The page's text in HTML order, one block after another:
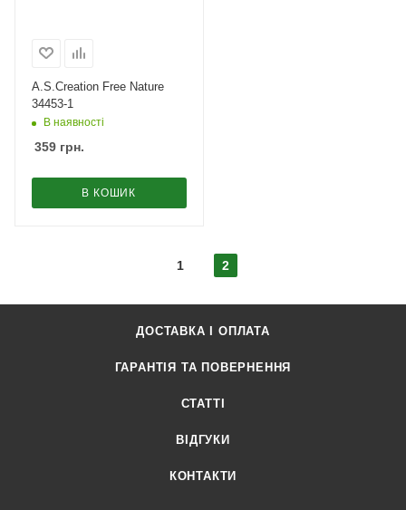
A.S.Creation Free Nature
34453-1
В наявності
359 грн.
В КОШИК
1 2
ДОСТАВКА І ОПЛАТА
ГАРАНТІЯ ТА ПОВЕРНЕННЯ
СТАТТІ
ВІДГУКИ
КОНТАКТИ